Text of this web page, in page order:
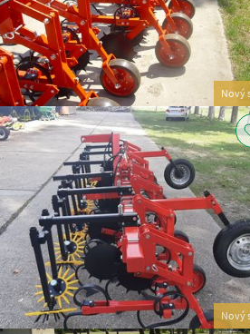
Nový
Nový